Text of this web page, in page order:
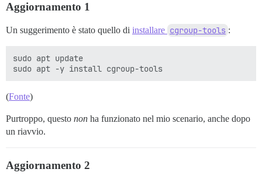
Aggiornamento 1
Un suggerimento è stato quello di installare cgroup-tools :
sudo apt update
(Fonte)
Purtroppo, questo non ha funzionato nel mio scenario, anche dopo
un riavvio.
Aggiornamento 2